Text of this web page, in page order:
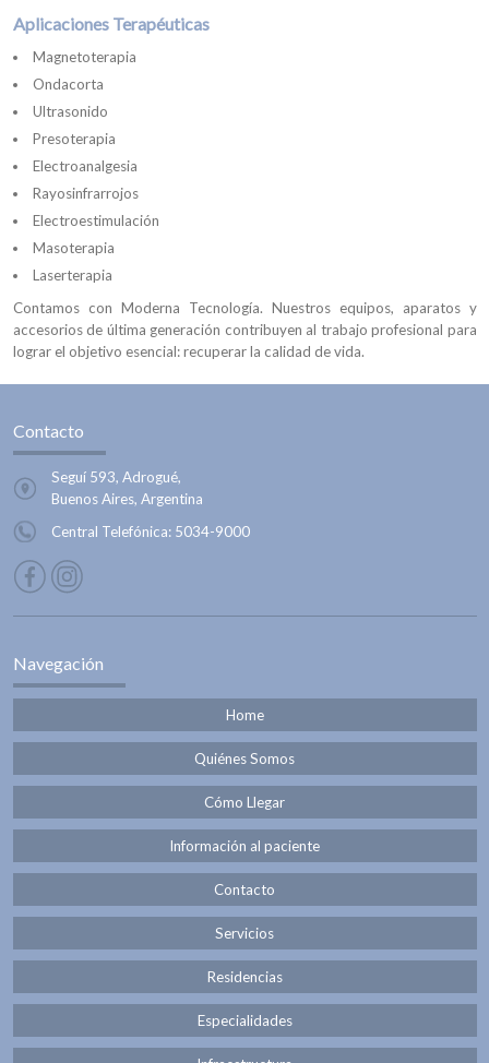
Aplicaciones Terapéuticas
Magnetoterapia
Ondacorta
Ultrasonido
Presoterapia
Electroanalgesia
Rayosinfrarrojos
Electroestimulación
Masoterapia
Laserterapia
Contamos con Moderna Tecnología. Nuestros equipos, aparatos y
accesorios de última generación contribuyen al trabajo profesional para
lograr el objetivo esencial: recuperar la calidad de vida.
Contacto
Seguí 593, Adrogué,
Buenos Aires, Argentina
Central Telefónica: 5034-9000
Navegación
Home
Quiénes Somos
Cómo Llegar
Información al paciente
Contacto
Servicios
Residencias
Especialidades